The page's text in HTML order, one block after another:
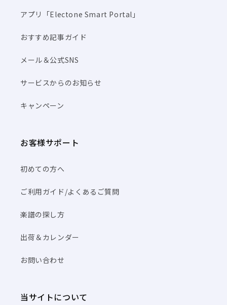
アプリ「Electone Smart Portal」
おすすめ記事ガイド
メール＆公式SNS
サービスからのお知らせ
キャンペーン
お客様サポート
初めての方へ
ご利用ガイド/よくあるご質問
楽譜の探し方
出荷＆カレンダー
お問い合わせ
当サイトについて